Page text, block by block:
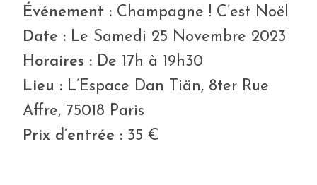
Événement : Champagne ! C’est Noël
Date : Le Samedi 25 Novembre 2023
Horaires : De 17h à 19h30
Lieu : L’Espace Dan Tiän, 8ter Rue
Affre, 75018 Paris
Prix d’entrée : 35 €